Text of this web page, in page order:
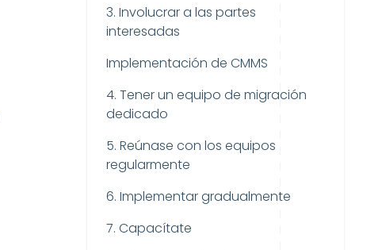
3. Involucrar a las partes
interesadas
Implementación de CMMS
4. Tener un equipo de migración
dedicado
5. Reúnase con los equipos
regularmente
6. Implementar gradualmente
7. Capacítate